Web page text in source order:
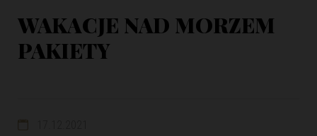
WAKACJE NAD MORZEM
PAKIETY